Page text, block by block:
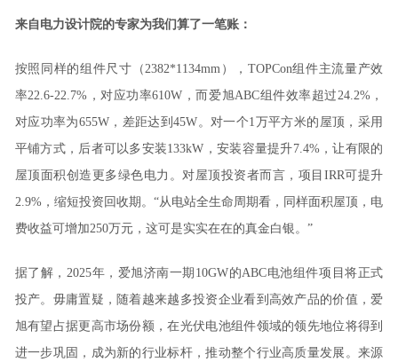
来自电力设计院的专家为我们算了一笔账：
按照同样的组件尺寸（2382*1134mm），TOPCon组件主流量产效
率22.6-22.7%，对应功率610W，而爱旭ABC组件效率超过24.2%，
对应功率为655W，差距达到45W。对一个1万平方米的屋顶，采用
平铺方式，后者可以多安装133kW，安装容量提升7.4%，让有限的
屋顶面积创造更多绿色电力。对屋顶投资者而言，项目IRR可提升
2.9%，缩短投资回收期。“从电站全生命周期看，同样面积屋顶，电
费收益可增加250万元，这可是实实在在的真金白银。”
据了解，2025年，爱旭济南一期10GW的ABC电池组件项目将正式
投产。毋庸置疑，随着越来越多投资企业看到高效产品的价值，爱
旭有望占据更高市场份额，在光伏电池组件领域的领先地位将得到
进一步巩固，成为新的行业标杆，推动整个行业高质量发展。来源